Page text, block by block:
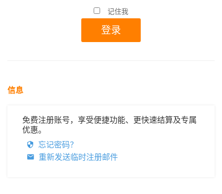
记住我
信息
免费注册账号，享受便捷功能、更快速结算及专属
优惠。
忘记密码？
重新发送临时注册邮件